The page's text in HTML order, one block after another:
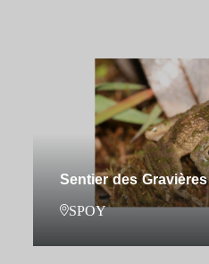
Sentier des Gravières
SPOY